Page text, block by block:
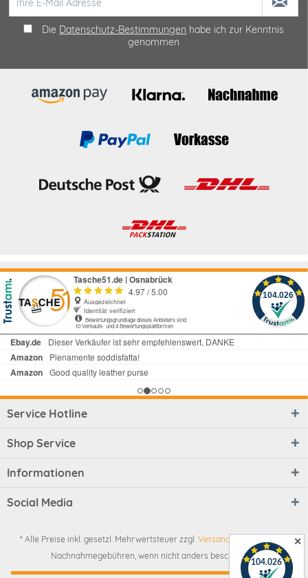
✕
Die Datenschutz-Bestimmungen habe ich zur Kenntnis
genommen
Service Hotline
Shop Service
Informationen
Social Media
* Alle Preise inkl. gesetzl. Mehrwertsteuer zzgl. Versandkosten
Nachnahmegebühren, wenn nicht anders beschrieben